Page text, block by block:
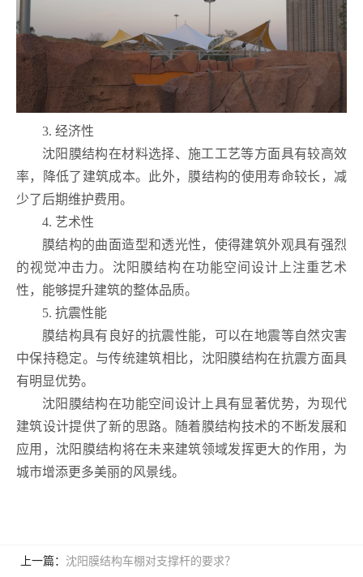
3. 经济性
沈阳膜结构在材料选择、施工工艺等方面具有较高效
率，降低了建筑成本。此外，膜结构的使用寿命较长，减
少了后期维护费用。
4. 艺术性
膜结构的曲面造型和透光性，使得建筑外观具有强烈
的视觉冲击力。沈阳膜结构在功能空间设计上注重艺术
性，能够提升建筑的整体品质。
5. 抗震性能
膜结构具有良好的抗震性能，可以在地震等自然灾害
中保持稳定。与传统建筑相比，沈阳膜结构在抗震方面具
有明显优势。
沈阳膜结构在功能空间设计上具有显著优势，为现代
建筑设计提供了新的思路。随着膜结构技术的不断发展和
应用，沈阳膜结构将在未来建筑领域发挥更大的作用，为
城市增添更多美丽的风景线。
上一篇： 沈阳膜结构车棚对支撑杆的要求？